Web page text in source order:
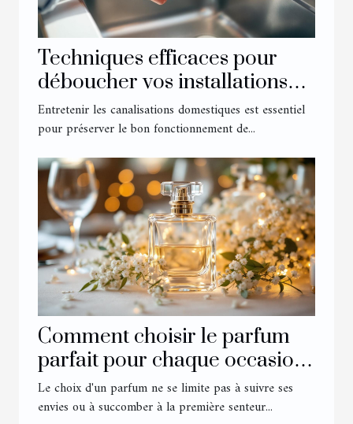
Techniques efficaces pour
déboucher vos installations
domestiques
Entretenir les canalisations domestiques est essentiel
pour préserver le bon fonctionnement de...
Comment choisir le parfum
parfait pour chaque occasion
?
Le choix d'un parfum ne se limite pas à suivre ses
envies ou à succomber à la première senteur...